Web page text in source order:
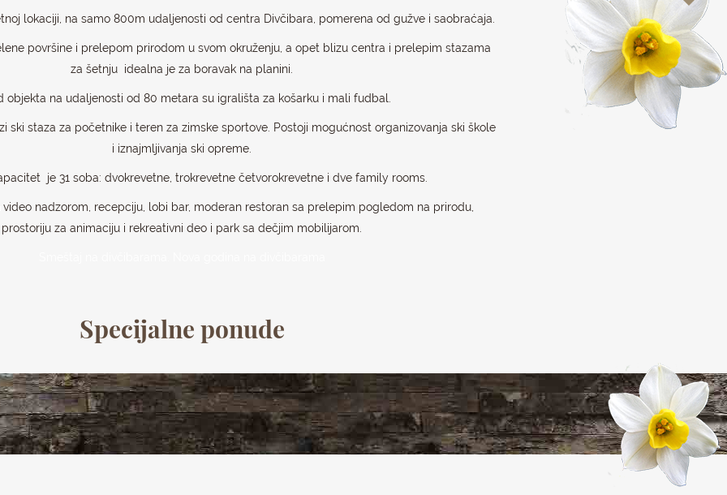
lokaciji, na samo 800m udaljenosti od centra Divčibara, pomerena od gužve i saobraćaja.
površine i prelepom prirodom u svom okruženju, a opet blizu centra i prelepim stazama
za šetnju idealna je za boravak na planini.
objekta na udaljenosti od 80 metara su igrališta za košarku i mali fudbal.
ski staza za početnike i teren za zimske sportove. Postoji mogućnost organizovanja ski škole
i iznajmljivanja ski opreme.
je 31 soba: dvokrevetne, trokrevetne četvorokrevetne i dve family rooms.
video nadzorom, recepciju, lobi bar, moderan restoran sa prelepim pogledom na prirodu,
prostoriju za animaciju i rekreativni deo i park sa dečjim mobilijarom.
Specijalne ponude